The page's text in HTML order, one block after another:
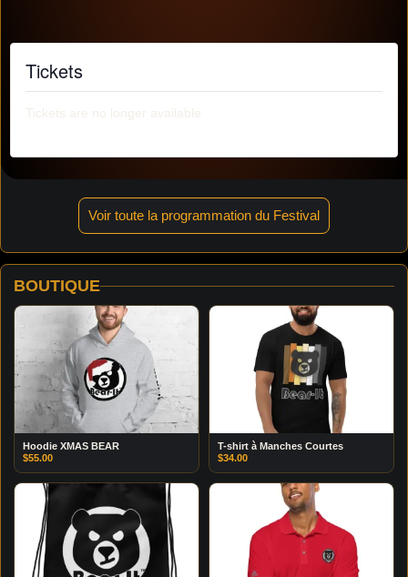
Tickets
Tickets are no longer available
Voir toute la programmation du Festival
BOUTIQUE
Hoodie XMAS BEAR
$55.00
T-shirt à Manches Courtes
$34.00